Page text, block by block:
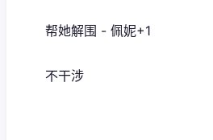
帮她解围 - 佩妮+1
不干涉